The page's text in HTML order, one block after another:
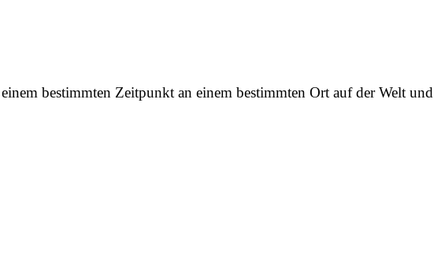
bestimmten Zeitpunkt an einem bestimmten Ort auf der Welt